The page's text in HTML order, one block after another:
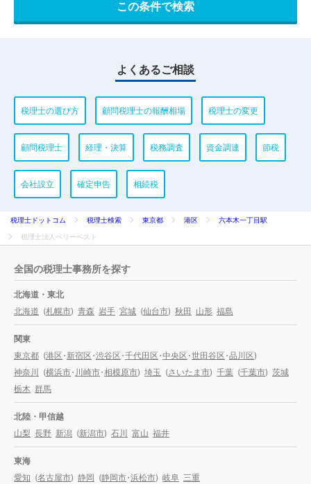
よくあるご相談
税理士の選び方 顧問税理士の報酬相場 税理士の変更
顧問税理士 経理・決算 税務調査 資金調達 節税
会社設立 確定申告 相続税
税理士ドットコム 税理士検索 東京都 港区
六本木一丁目駅
税理士法人ベリーベスト
全国の税理士事務所を探す
北海道・東北
北海道 (札幌市) 青森 岩手 宮城 (仙台市) 秋田 山形 福島
関東
東京都 (港区・新宿区・渋谷区・千代田区・中央区・世田谷区・品川区)
神奈川
(横浜市・川崎市・相模原市) 埼玉 (さいたま市) 千葉 (千葉市) 茨城
栃木 群馬
北陸・甲信越
山梨 長野 新潟 (新潟市) 石川 富山 福井
東海
愛知 (名古屋市) 静岡 (静岡市・浜松市) 岐阜 三重